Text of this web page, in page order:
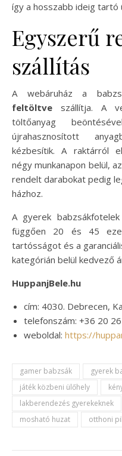
így a hosszabb ideig tartó
Egyszerű
szállítás
A webáruház a
feltöltve szállítja. A
töltőanyag
újrahasznosított
kézbesítik. A raktárról
négy munkanapon belül,
rendelt darabokat pedig
házhoz.
A gyerek
függően 20 és 45
tartósságot és a
kategórián belül kedvező
HuppanjBele.hu
cím: 4030. Debrecen,
telefonszám: +36 20
weboldal: https://
gamer babzsák gyerek
játék közbeni ülőhely
lakberendezés gyerekeknek
mosható huzat
otthoni